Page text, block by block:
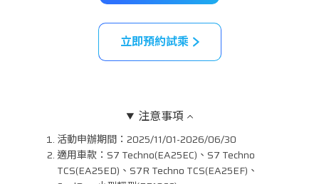
立即預約試乘
注意事項
活動申辦期間：2025/11/01-2026/06/30
適用車款：S7 Techno(EA25EC)、S7 Techno
TCS(EA25ED)、S7R Techno TCS(EA25EF)、